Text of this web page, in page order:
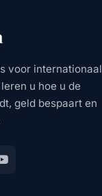
voor internationaal
u hoe u de
geld bespaart en